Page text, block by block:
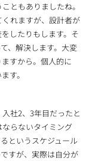
ともありましたね。
れますが、設計者が
したりもします。そ
、解決します。大変
すから。個人的に
す。
社2、3年目だったと
らないタイミング
というスケジュール
すが、実際は自分が